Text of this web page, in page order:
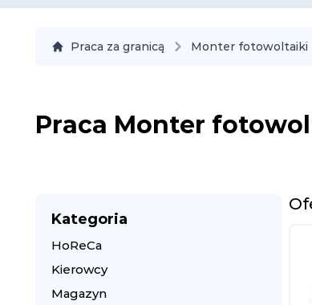
Praca za granicą Monter fotowoltaiki
Praca Monter
Kategoria
HoReCa
Kierowcy
Magazyn